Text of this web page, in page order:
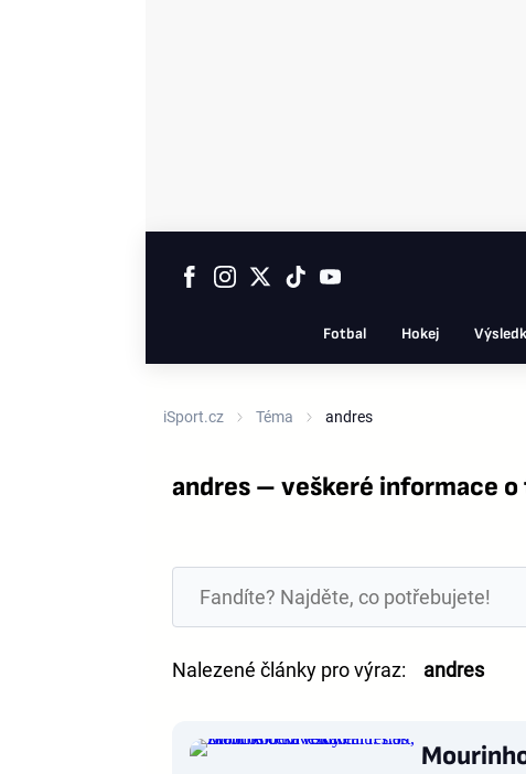
Fotbal Hokej
iSport.cz Téma andres
andres – veškeré informace
Nalezené články pro výraz: andres